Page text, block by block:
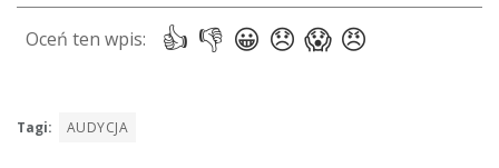
Tagi: AUDYCJA